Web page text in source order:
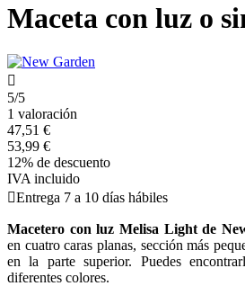
Maceta con luz o

5/5
1 valoración
47,51 €
53,99 €
12% de descuento
IVA incluido
Entrega 7 a 10 días hábiles
Macetero con luz Melisa Light de
en cuatro caras planas, sección más
en la parte superior. Puedes
diferentes colores.